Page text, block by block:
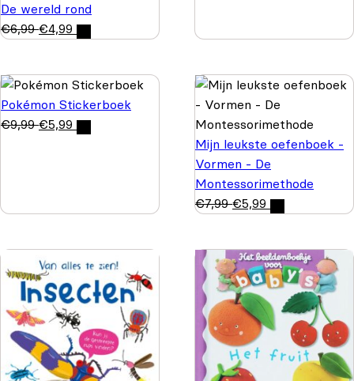
De wereld rond
€6,99 €4,99
Pokémon Stickerboek
€9,99 €5,99
Mijn leukste oefenboek -
Vormen - De
Montessorimethode
€7,99 €5,99